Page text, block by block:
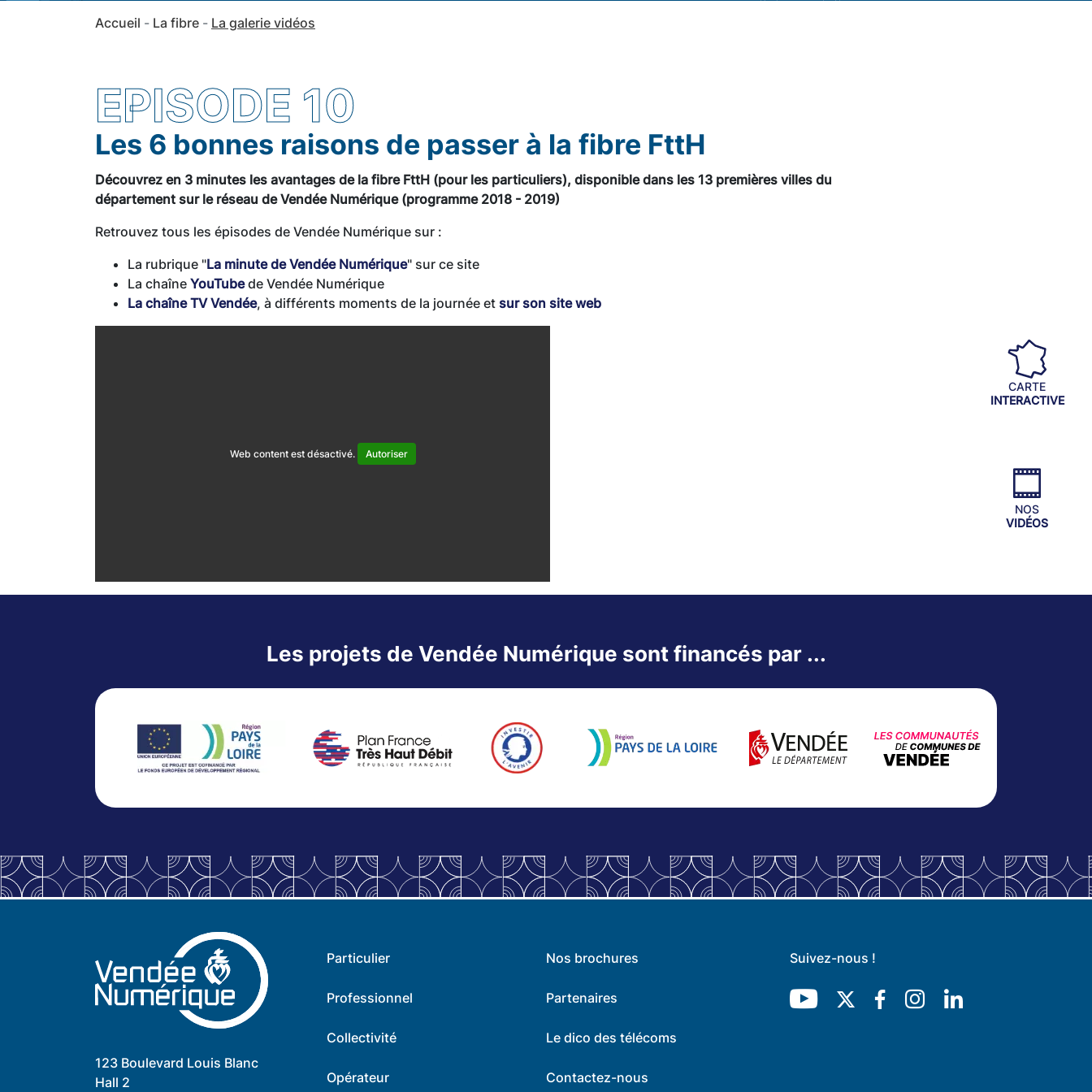
CARTE
INTERACTIVE
NOS
VIDÉOS
Accueil La fibre La galerie vidéos
EPISODE 10
Les 6 bonnes raisons de passer à la fibre FttH
Découvrez en 3 minutes les avantages de la fibre FttH (pour les particuliers), disponible dans les 13 premières villes du
département sur le réseau de Vendée Numérique (programme 2018 - 2019)
Retrouvez tous les épisodes de Vendée Numérique sur :
La rubrique "La minute de Vendée Numérique" sur ce site
La chaîne YouTube de Vendée Numérique
La chaîne TV Vendée, à différents moments de la journée et sur son site web
Web content est désactivé. Autoriser
Les projets de Vendée Numérique sont financés par ...
123 Boulevard Louis Blanc
Hall 2
Particulier Nos brochures
Professionnel Partenaires
Collectivité Le dico des télécoms
Opérateur Contactez-nous
Suivez-nous !
YoutubeTwitterFacebookInstagram